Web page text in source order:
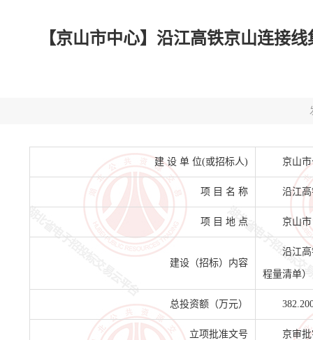
【京山市中心】沿江高铁京山连接
建 设 单 位(或招标人) 京山
项 目 名 称 沿江
项 目 地 点 京山市
建设（招标）内容
沿江
程量清单）
总投资额（万元）
立项批准文号 京审